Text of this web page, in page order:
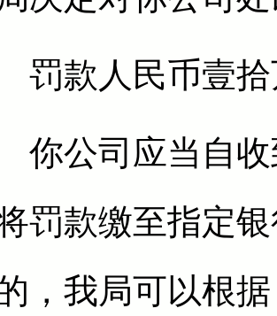
款人民币壹拾
公司应当自收
罚款缴至指定
，我局可以根